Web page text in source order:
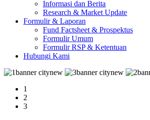
Informasi dan Berita
Research & Market Update
Formulir & Laporan
Fund Factsheet & Prospektus
Formulir Umum
Formulir RSP & Ketentuan
Hubungi Kami
1
2
3